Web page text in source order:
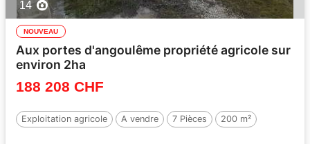
14
NOUVEAU
Aux portes d'angoulême propriété agricole sur
environ 2ha
188 208 CHF
Exploitation agricole A vendre 7 Pièces 200 m²